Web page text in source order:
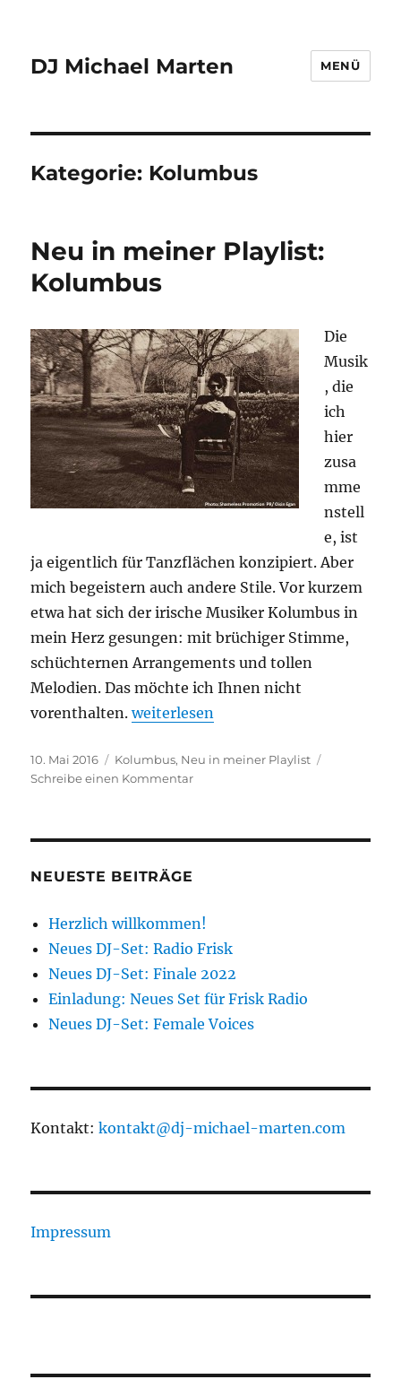
DJ Michael Marten MENÜ
Kategorie: Kolumbus
Neu in meiner Playlist:
Kolumbus
Die
Musik
, die
ich
hier
zusa
mme
nstell
e, ist
ja eigentlich für Tanzflächen konzipiert. Aber
mich begeistern auch andere Stile. Vor kurzem
etwa hat sich der irische Musiker Kolumbus in
mein Herz gesungen: mit brüchiger Stimme,
schüchternen Arrangements und tollen
Melodien. Das möchte ich Ihnen nicht
vorenthalten.„Neu in meiner Playlist: Kolumbus“
weiterlesen
Veröffentlicht
am
10. Mai 2016 Kategorien
Kolumbus, Neu in meiner Playlist
Schreibe einen Kommentarzu
NEUESTE BEITRÄGE
Herzlich willkommen!
Neues DJ-Set: Radio Frisk
Neues DJ-Set: Finale 2022
Einladung: Neues Set für Frisk Radio
Neues DJ-Set: Female Voices
Kontakt:kontakt@dj-michael-marten.com
Impressum